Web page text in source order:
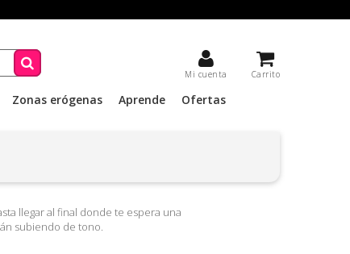
Carrito
Mi cuenta
Zonas erógenas Aprende Ofertas
llegar al final donde te espera una
subiendo de tono.